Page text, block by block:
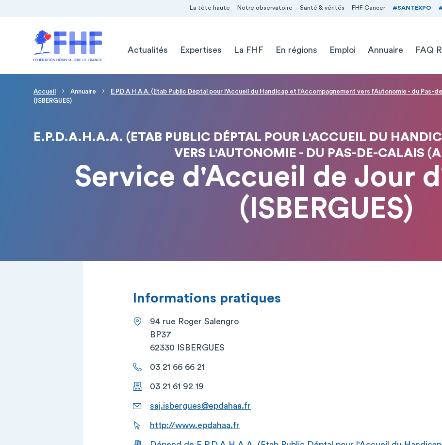
La tête haute Notre observatoire Santé & vérités FHF Cancer #SANTEXPO
Actualités
Expertises La FHF En régions Emploi Annuaire FAQ
Fil d'Ariane
Accueil Annuaire E.P.D.A.H.A.A. (Etab Public Déptal pour l'Accueil du Handicap et l'Accompagnement vers l'Autonomie - du Pas-
(ISBERGUES)
E.P.D.A.H.A.A. (ETAB PUBLIC DÉPTAL POUR L'ACCUEIL DU
VERS L'AUTONOMIE - DU PAS-DE-CALAIS
Service d'Accueil de Jour
(ISBERGUES)
Informations pratiques
94 rue Roger Salengro
BP37
62330 ISBERGUES
03 21 66 66 21
03 21 61 92 19
saj.isbergues@epdahaa.fr
http://www.epdahaa.fr